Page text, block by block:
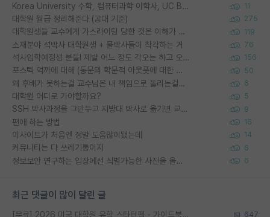
Korea University 수학, 컴퓨터과학 이학사, UC Berkeley 산업공학 대학원 공학박사가 되는 것은 쉽지 않겠죠? 11
대학원 월급 정리해준다 (공대 기준) 275
대학원생들 교수에게 가스라이팅 당한 것은 이해가 갑니다. 안타깝네요. 119
소재분야 석박사 대학원생 + 물박사들이 착각하는 거 76
석사입학예정생 분들! 제발 어느 정도 각오는 하고 오세요. 156
포스텍 억까에 대해 (동문의 학문적 아웃풋에 대한 반박) 50
왜 후배가 못하는걸 교수님은 내 책임으로 돌리는걸까요? 6
대학원 어디로 가야할까요? 5
SSH 박사과정을 그만두고 지방대 박사로 옮기면 교수의 꿈은 끝일까요? 9
편애 하는 방법 16
이사이트가 처음엔 정말 도움많이됐는데 14
커뮤니티는 다 쓰레기통이지 6
정보보안 연구하는 입장에선 식별가능한 사진을 올리는건 비추이긴함 6
최근 댓글이 많이 달린 글
[무료] 2026 미국 대학원 유학 스타터팩 - 가이드북 & 합격자 컨택메일 템플릿 647